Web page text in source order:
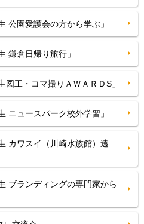
公園愛護会の方から学ぶ」
鎌倉日帰り旅行」
工・コマ撮りＡＷＡＲＤS」
ニュースパーク校外学習」
カワスイ（川崎水族館）遠
ブランディングの専門家から